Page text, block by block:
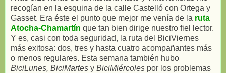
recogían en la esquina de la calle Castelló con Ortega y
Gasset. Era éste el punto que mejor me venía de la ruta
Atocha-Chamartín que tan bien dirige nuestro fiel lector.
Y es, casi con toda seguridad, la ruta del BiciViernes
más exitosa: dos, tres y hasta cuatro acompañantes más
o menos regulares. Esta semana también hubo
BiciLunes, BiciMartes y BiciMiércoles por los problemas